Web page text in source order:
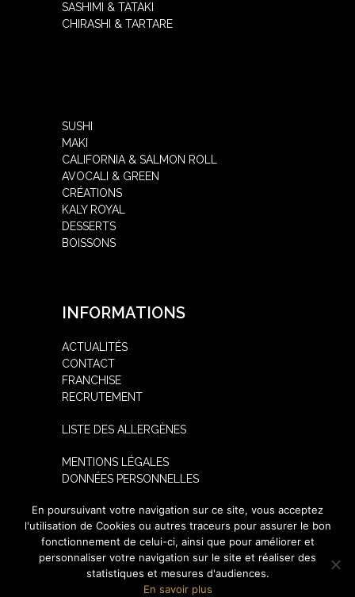
SASHIMI & TATAKI
CHIRASHI & TARTARE
SUSHI
MAKI
CALIFORNIA & SALMON ROLL
AVOCALI & GREEN
CRÉATIONS
KALY ROYAL
DESSERTS
BOISSONS
INFORMATIONS
ACTUALITÉS
CONTACT
FRANCHISE
RECRUTEMENT
LISTE DES ALLERGÈNES
MENTIONS LÉGALES
DONNÉES PERSONNELLES
SUIVEZ-NOUS
En poursuivant votre navigation sur ce site, vous acceptez
l'utilisation de Cookies ou autres traceurs pour assurer le bon
fonctionnement de celui-ci, ainsi que pour améliorer et
personnaliser votre navigation sur le site et réaliser des
statistiques et mesures d'audiences.
En savoir plus